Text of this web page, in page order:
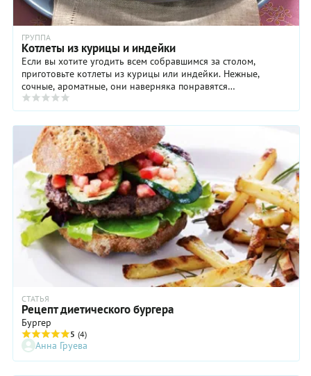
ГРУППА
Котлеты из курицы и индейки
Если вы хотите угодить всем собравшимся за столом,
приготовьте котлеты из курицы или индейки. Нежные,
сочные, ароматные, они наверняка понравятся
консервативным пожилым людям, привередливым ...
СТАТЬЯ
Рецепт диетического бургера
Бургер
5 (4)
Анна Груева